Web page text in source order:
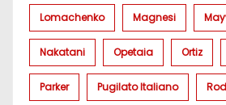
Lomachenko Magnesi
Nakatani Opetaia Ortiz
Parker Pugilato Italiano